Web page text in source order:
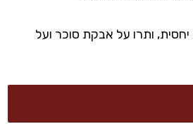
ותרו על אבקת סוכר ועל